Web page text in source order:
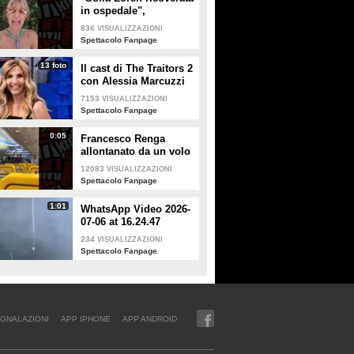
in ospedale",
Alessandra Mussolini
smentisce: "È serena e
836 VISUALIZZAZIONI
Spettacolo Fanpage
13 foto
Il cast di The Traitors 2
con Alessia Marcuzzi
7153 VISUALIZZAZIONI
Spettacolo Fanpage
0:05
Francesco Renga
allontanato da un volo
Ryanair dopo una
discussione con gli
12083 VISUALIZZAZIONI
Spettacolo Fanpage
1:01
WhatsApp Video 2026-
07-06 at 16.24.47
234 VISUALIZZAZIONI
Spettacolo Fanpage
APP IPHONE APP ANDROID